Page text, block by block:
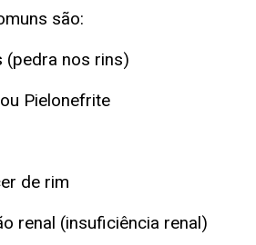
são:
(pedra nos rins)
Pielonefrite
de rim
renal (insuficiência renal)